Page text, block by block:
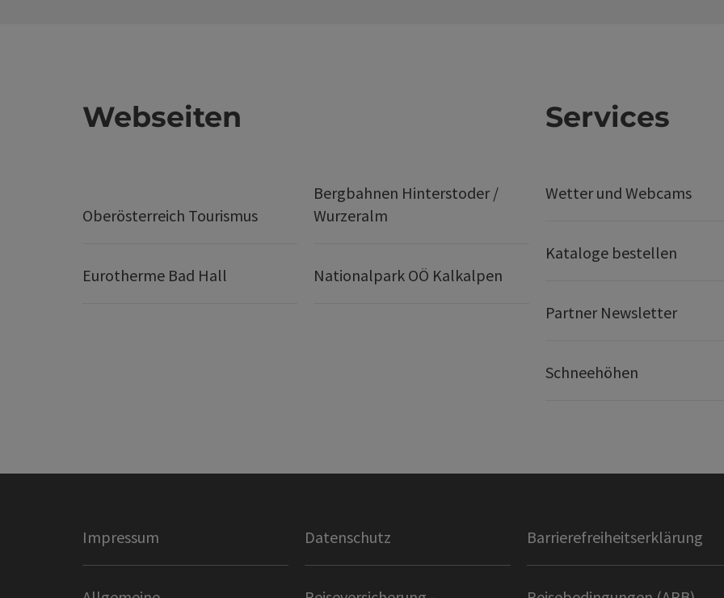
Webseiten
Oberösterreich Tourismus
Bergbahnen Hinterstoder /
Wurzeralm
Eurotherme Bad Hall Nationalpark OÖ Kalkalpen
Services
Wetter und Webcams
Kataloge bestellen
Partner Newsletter
Schneehöhen
Impressum Datenschutz Barrierefreiheitserklärung